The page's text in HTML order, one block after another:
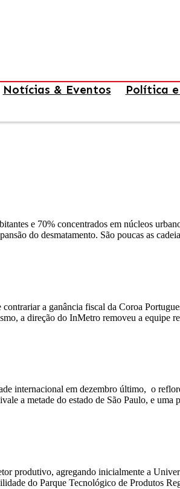
Notícias & Eventos Política
e 70% concentrados em núcleos
do desmatamento. São poucas as
a ganância fiscal da Coroa
a direção do InMetro removeu a equipe
internacional em dezembro último, o
a metade do estado de São Paulo, e
produtivo, agregando inicialmente a
do Parque Tecnológico de Produtos